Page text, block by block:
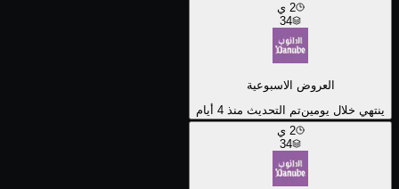
2 ي
34
العروض الاسبوعية
ينتهي خلال يومينتم التحديث منذ 4 أيام
2 ي
34